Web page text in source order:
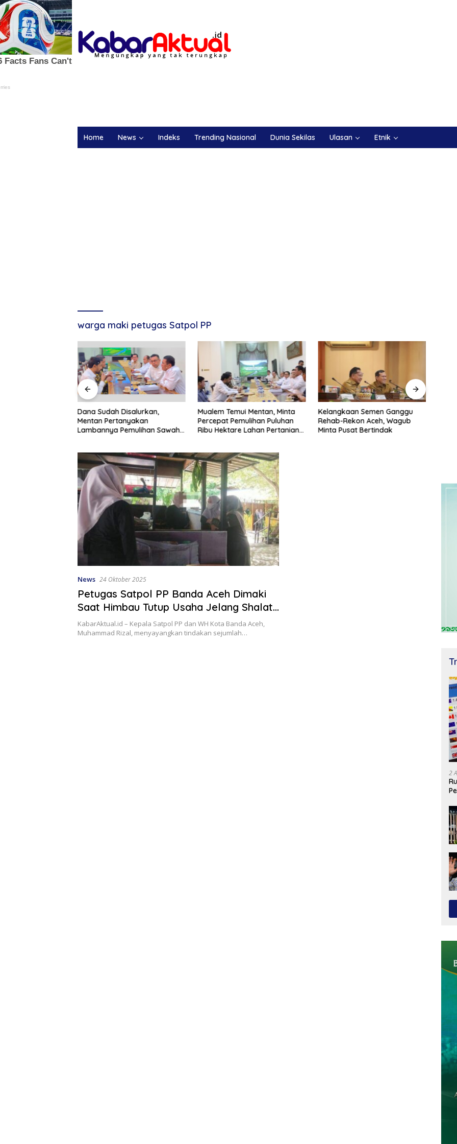
Home News Indeks Trending Nasional Dunia Sekilas Ulasan Etnik
warga maki petugas Satpol PP
Dana Sudah Disalurkan,
Mentan Pertanyakan
Lambannya Pemulihan Sawah
Mualem Temui Mentan, Minta
Percepat Pemulihan Puluhan
Ribu Hektare Lahan Pertanian
Kelangkaan Semen Ganggu
Rehab-Rekon Aceh, Wagub
Minta Pusat Bertindak
News 24 Oktober 2025
Petugas Satpol PP Banda Aceh Dimaki
Saat Himbau Tutup Usaha Jelang Shalat
Jumat
KabarAktual.id – Kepala Satpol PP dan WH Kota Banda Aceh,
Muhammad Rizal, menyayangkan tindakan sejumlah…
2